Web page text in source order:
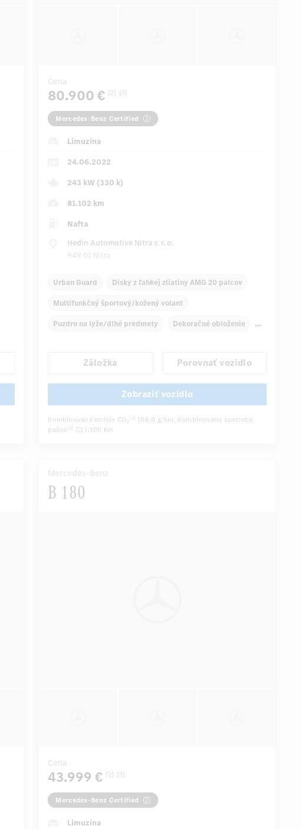
Cena
80.900 € [2] [3]
Mercedes-Benz Certified
Limuzína
24.06.2022
243 kW (330 k)
81.102 km
Nafta
Hedin Automotive Nitra s. r. o.
949 01 Nitra
Urban Guard Disky z ľahkej zliatiny AMG 20 palcov
Multifunkčný športový/kožený volant
Puzdro na lyže/dlhé predmety Dekoračné obloženie
Predné/zadné lakťové opierky Navigačný systém
Multifunkčný displej
Automatické stmievanie vnútorného/vonkajšieho zrkadla
...
Záložka Porovnať vozidlo
Zobraziť vozidlo
Kombinované emisie CO2 [4] 186,0 g/km, Kombinovaná spotreba
paliva
[4] 7,1 l/100 km
Mercedes-Benz
B 180
Cena
43.999 € [2] [3]
Mercedes-Benz Certified
Limuzína